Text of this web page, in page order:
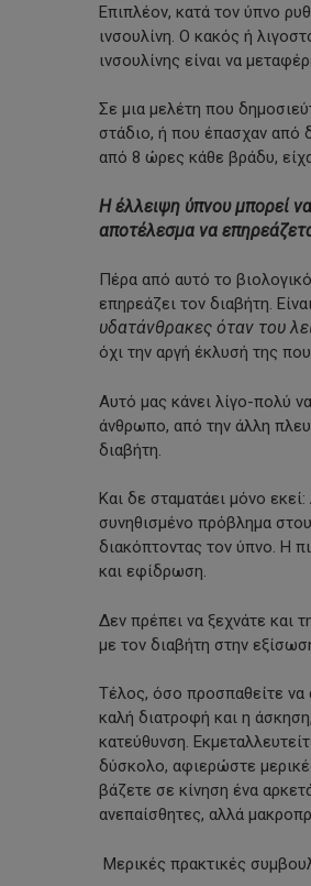
Επιπλέον, κατά τον ύπνο
ινσουλίνη. Ο κακός ή
ινσουλίνης είναι να
Σε μια μελέτη που
στάδιο, ή που έπασχαν από
από 8 ώρες κάθε βράδυ,
Η έλλειψη ύπνου μπορεί
αποτέλεσμα να
Πέρα από αυτό το
επηρεάζει τον διαβήτη.
υδατάνθρακες όταν του
όχι την αργή έκλυσή της
Αυτό μας κάνει λίγο-πολύ
άνθρωπο, από την άλλη
διαβήτη.
Και δε σταματάει μόνο εκεί:
συνηθισμένο πρόβλημα
διακόπτοντας τον ύπνο. Η
και εφίδρωση.
Δεν πρέπει να ξεχνάτε και
με τον διαβήτη στην
Τέλος, όσο προσπαθείτε να
καλή διατροφή και η
κατεύθυνση.
δύσκολο, αφιερώστε
βάζετε σε κίνηση ένα
ανεπαίσθητες, αλλά
Μερικές πρακτικές